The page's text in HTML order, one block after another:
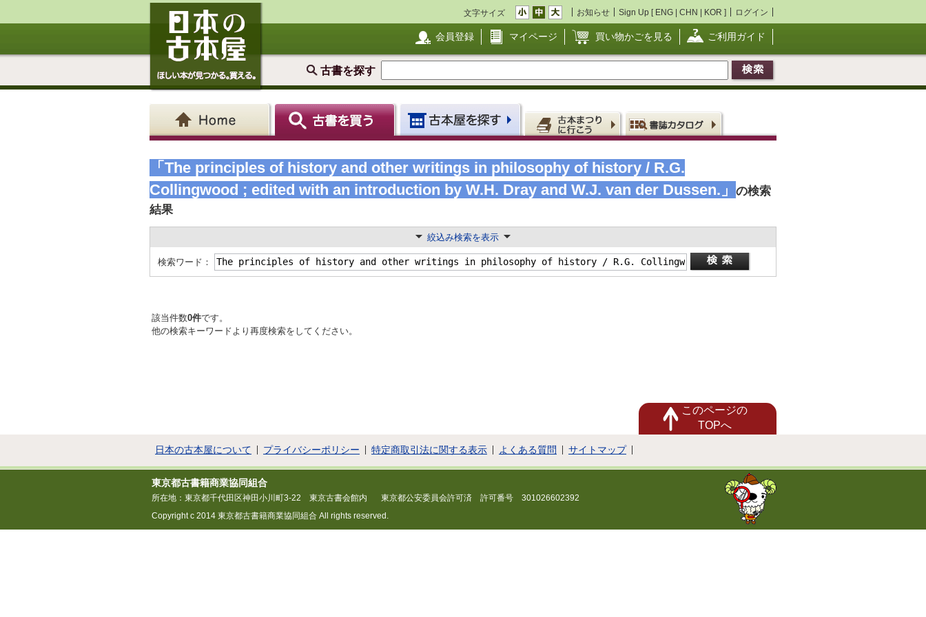
文字サイズ お知らせ Sign Up [ ENG | CHN | KOR ] ログイン
会員登録 マイページ 買い物かごを見る ご利用ガイド
古書を探す
「The principles of history and other writings in philosophy of history / R.G.
Collingwood ; edited with an introduction by W.H. Dray and W.J. van der Dussen.」
の検索
結果
絞込み検索を表示
検索ワード：
該当件数0件です。
他の検索キーワードより再度検索をしてください。
このページの
TOPへ
日本の古本屋について プライバシーポリシー 特定商取引法に関する表示 よくある質問 サイトマップ
東京都古書籍商業協同組合
所在地：東京都千代田区神田小川町3-22 東京古書会館内
東京都公安委員会許可済 許可番号 301026602392
Copyright c 2014 東京都古書籍商業協同組合 All rights reserved.